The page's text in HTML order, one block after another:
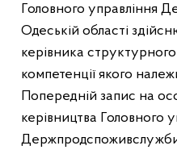
Головного управління
Одеській області
керівника структурного
компетенції якого
Попередній запис на
керівництва Головного
Держпродспоживслужби